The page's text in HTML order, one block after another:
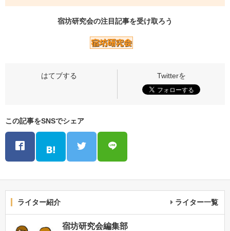
宿坊研究会の注目記事を受け取ろう
この記事をSNSでシェア
ライター紹介 ライター一覧
宿坊研究会編集部